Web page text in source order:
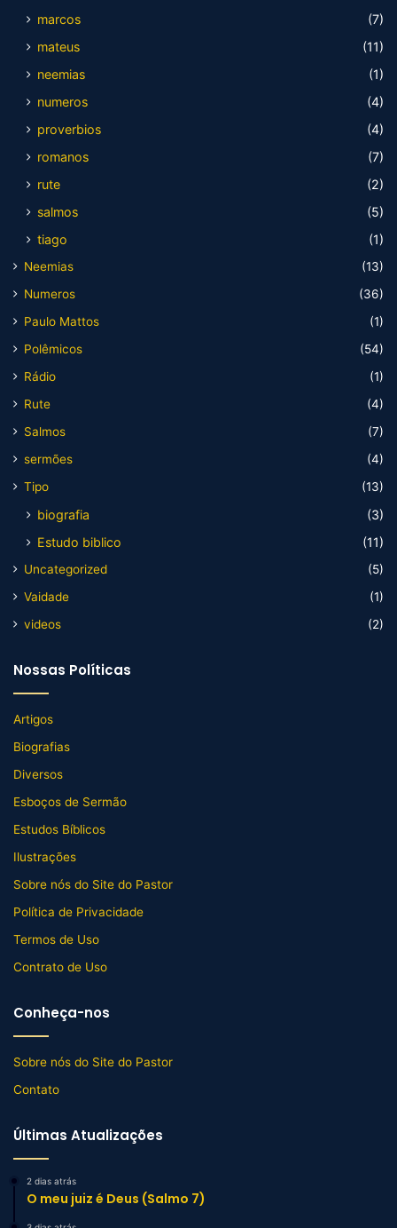
marcos
(7)
mateus
(11)
neemias
(1)
numeros
(4)
proverbios
(4)
romanos
(7)
rute
(2)
salmos
(5)
tiago
(1)
Neemias
(13)
Numeros
(36)
Paulo Mattos
(1)
Polêmicos
(54)
Rádio
(1)
Rute
(4)
Salmos
(7)
sermões
(4)
Tipo
(13)
biografia
(3)
Estudo biblico
(11)
Uncategorized
(5)
Vaidade
(1)
videos
(2)
Nossas Políticas
Artigos
Biografias
Diversos
Esboços de Sermão
Estudos Bíblicos
Ilustrações
Sobre nós do Site do Pastor
Política de Privacidade
Termos de Uso
Contrato de Uso
Conheça-nos
Sobre nós do Site do Pastor
Contato
Últimas Atualizações
2 dias atrás
O meu juiz é Deus (Salmo 7)